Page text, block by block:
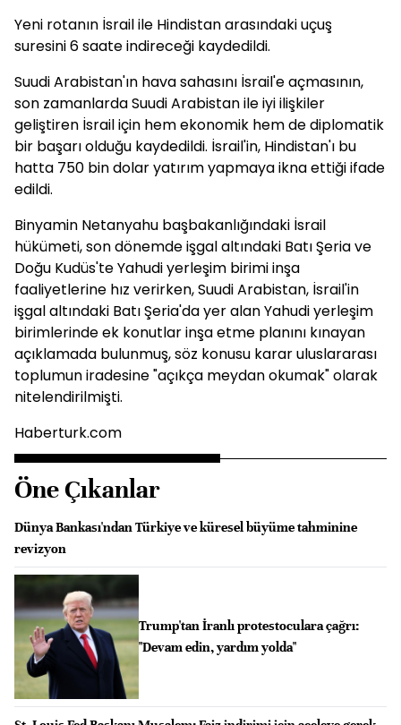
Yeni rotanın İsrail ile Hindistan arasındaki uçuş
suresini 6 saate indireceği kaydedildi.
Suudi Arabistan'ın hava sahasını İsrail'e açmasının,
son zamanlarda Suudi Arabistan ile iyi ilişkiler
geliştiren İsrail için hem ekonomik hem de diplomatik
bir başarı olduğu kaydedildi. İsrail'in, Hindistan'ı bu
hatta 750 bin dolar yatırım yapmaya ikna ettiği ifade
edildi.
Binyamin Netanyahu başbakanlığındaki İsrail
hükümeti, son dönemde işgal altındaki Batı Şeria ve
Doğu Kudüs'te Yahudi yerleşim birimi inşa
faaliyetlerine hız verirken, Suudi Arabistan, İsrail'in
işgal altındaki Batı Şeria'da yer alan Yahudi yerleşim
birimlerinde ek konutlar inşa etme planını kınayan
açıklamada bulunmuş, söz konusu karar uluslararası
toplumun iradesine "açıkça meydan okumak" olarak
nitelendirilmişti.
Haberturk.com
Öne Çıkanlar
Dünya Bankası'ndan Türkiye ve küresel büyüme tahminine
revizyon
Trump'tan İranlı protestoculara çağrı:
"Devam edin, yardım yolda"